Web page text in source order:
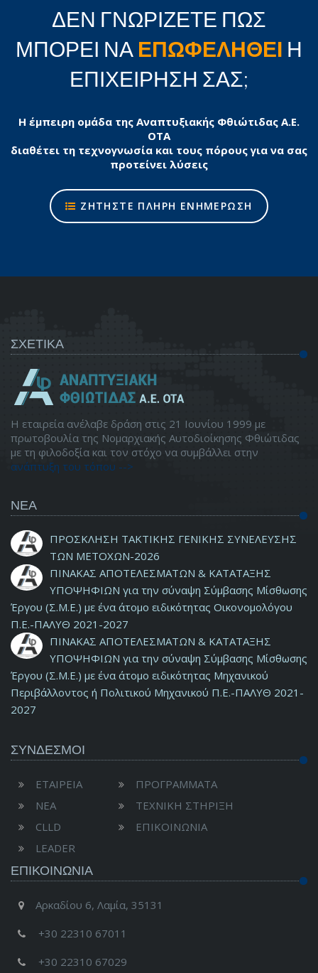
ΔΕΝ ΓΝΩΡΙΖΕΤΕ ΠΩΣ
ΜΠΟΡΕΙ ΝΑ ΕΠΩΦΕΛΗΘΕΙ Η
ΕΠΙΧΕΙΡΗΣΗ ΣΑΣ;
Η έμπειρη ομάδα της Αναπτυξιακής Φθιώτιδας Α.Ε.
ΟΤΑ
διαθέτει τη τεχνογνωσία και τους πόρους για να σας
προτείνει λύσεις
ΖΗΤΗΣΤΕ ΠΛΗΡΗ ΕΝΗΜΕΡΩΣΗ
ΣΧΕΤΙΚΑ
Η εταιρεία ανέλαβε δράση στις 21 Ιουνίου 1999 με
πρωτοβουλία της Νομαρχιακής Αυτοδιοίκησης Φθιώτιδας
με τη φιλοδοξία και τον στόχο να συμβάλλει στην
ανάπτυξη του τόπου -->
ΝΕΑ
ΠΡΟΣΚΛΗΣΗ ΤΑΚΤΙΚΗΣ ΓΕΝΙΚΗΣ ΣΥΝΕΛΕΥΣΗΣ
ΤΩΝ ΜΕΤΟΧΩΝ-2026
ΠΙΝΑΚΑΣ ΑΠΟΤΕΛΕΣΜΑΤΩΝ & ΚΑΤΑΤΑΞΗΣ
ΥΠΟΨΗΦΙΩΝ για την σύναψη Σύμβασης Μίσθωσης
Έργου (Σ.Μ.Ε.) με ένα άτομο ειδικότητας Οικονομολόγου
Π.Ε.-ΠΑΛΥΘ 2021-2027
ΠΙΝΑΚΑΣ ΑΠΟΤΕΛΕΣΜΑΤΩΝ & ΚΑΤΑΤΑΞΗΣ
ΥΠΟΨΗΦΙΩΝ για την σύναψη Σύμβασης Μίσθωσης
Έργου (Σ.Μ.Ε.) με ένα άτομο ειδικότητας Μηχανικού
Περιβάλλοντος ή Πολιτικού Μηχανικού Π.Ε.-ΠΑΛΥΘ 2021-
2027
ΣΥΝΔΕΣΜΟΙ
ΕΤΑΙΡΕΙΑ
ΝΕΑ
CLLD
LEADER
ΠΡΟΓΡΑΜΜΑΤΑ
ΤΕΧΝΙΚΗ ΣΤΗΡΙΞΗ
ΕΠΙΚΟΙΝΩΝΙΑ
ΕΠΙΚΟΙΝΩΝΊΑ
Αρκαδίου 6, Λαμία, 35131
+30 22310 67011
+30 22310 67029